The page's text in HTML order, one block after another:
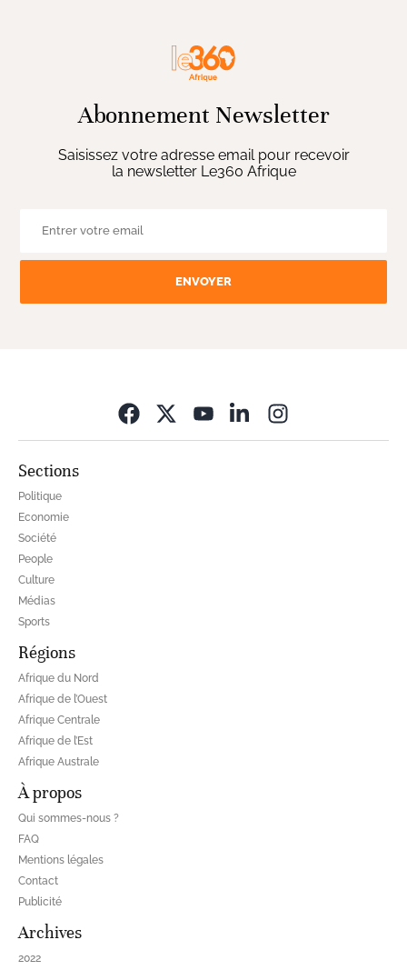
Abonnement Newsletter
Saisissez votre adresse email pour recevoir
la newsletter Le360 Afrique
ENVOYER
Sections
Politique
Economie
Société
People
Culture
Médias
Sports
Régions
Afrique du Nord
Afrique de l’Ouest
Afrique Centrale
Afrique de l’Est
Afrique Australe
À propos
Qui sommes-nous ?
FAQ
Mentions légales
Contact
Publicité
Archives
2022